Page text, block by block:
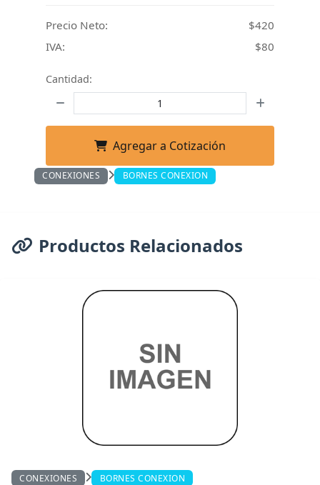
Precio Neto:
$420
IVA:
$80
Cantidad:
Agregar a Cotización
CONEXIONES BORNES CONEXION
Productos Relacionados
CONEXIONES BORNES CONEXION